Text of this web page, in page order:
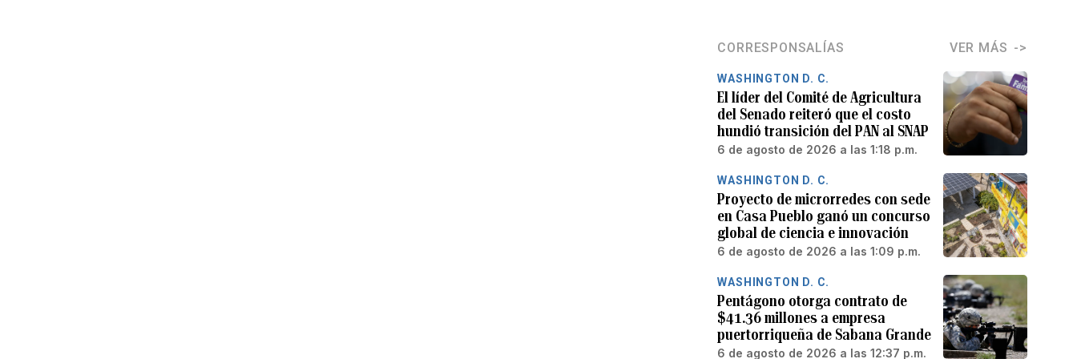
CORRESPONSALÍAS VER MÁS
WASHINGTON D. C.
El líder del Comité de Agricultura
del Senado reiteró que el costo
hundió transición del PAN al SNAP
6 de agosto de 2026 a las 1:18 p.m.
WASHINGTON D. C.
Proyecto de microrredes con sede
en Casa Pueblo ganó un concurso
global de ciencia e innovación
6 de agosto de 2026 a las 1:09 p.m.
WASHINGTON D. C.
Pentágono otorga contrato de
$41.36 millones a empresa
puertorriqueña de Sabana Grande
6 de agosto de 2026 a las 12:37 p.m.